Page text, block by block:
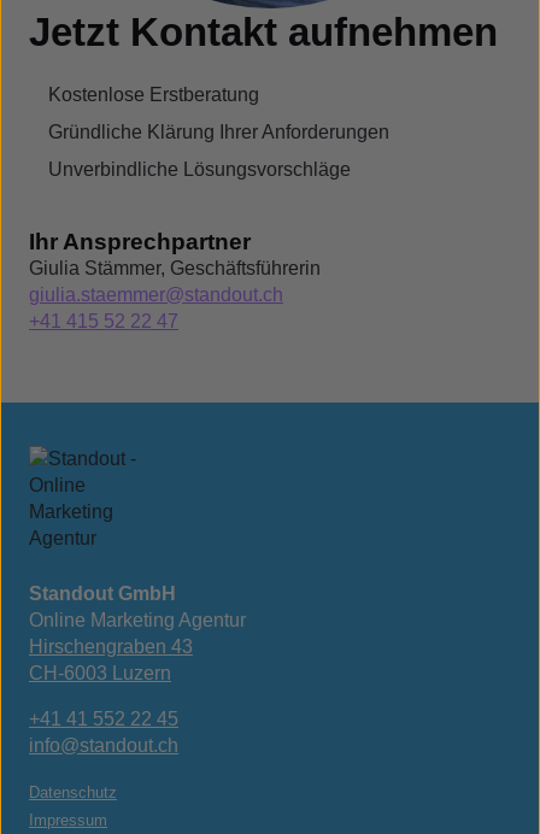
Jetzt Kontakt aufnehmen
Kostenlose Erstberatung
Gründliche Klärung Ihrer Anforderungen
Unverbindliche Lösungsvorschläge
Ihr Ansprechpartner
Giulia Stämmer, Geschäftsführerin
giulia.staemmer@standout.ch
+41 415 52 22 47
Standout GmbH
Online Marketing Agentur
Hirschengraben 43
CH-6003 Luzern
+41 41 552 22 45
info@standout.ch
Datenschutz
Impressum